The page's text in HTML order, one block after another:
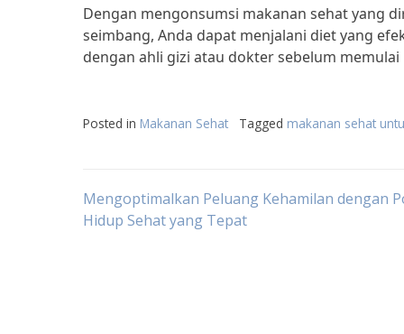
Dengan mengonsumsi makanan sehat yang
seimbang, Anda dapat menjalani diet yang
dengan ahli gizi atau dokter sebelum
Posted in Makanan Sehat Tagged makanan sehat
Post
Mengoptimalkan Peluang Kehamilan dengan
Hidup Sehat yang Tepat